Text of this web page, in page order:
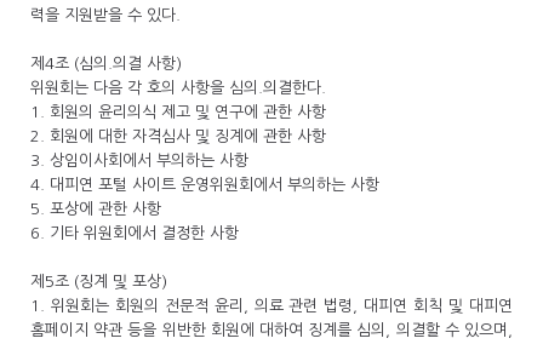
력을 지원받을 수 있다.
제4조 (심의.의결 사항)
위원회는 다음 각 호의 사항을 심의.의결한다.
1. 회원의 윤리의식 제고 및 연구에 관한 사항
2. 회원에 대한 자격심사 및 징계에 관한 사항
3. 상임이사회에서 부의하는 사항
4. 대피연 포털 사이트 운영위원회에서 부의하는 사항
5. 포상에 관한 사항
6. 기타 위원회에서 결정한 사항
제5조 (징계 및 포상)
1. 위원회는 회원의 전문적 윤리, 의료 관련 법령, 대피연 회칙 및 대피연
홈페이지 약관 등을 위반한 회원에 대하여 징계를 심의, 의결할 수 있으며,